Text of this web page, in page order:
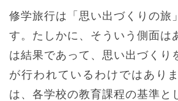
修学旅行は「思い出づくりの旅
す。たしかに、そういう側面は
は結果であって、思い出づくり
が行われているわけではあり
は、各学校の教育課程の基準と